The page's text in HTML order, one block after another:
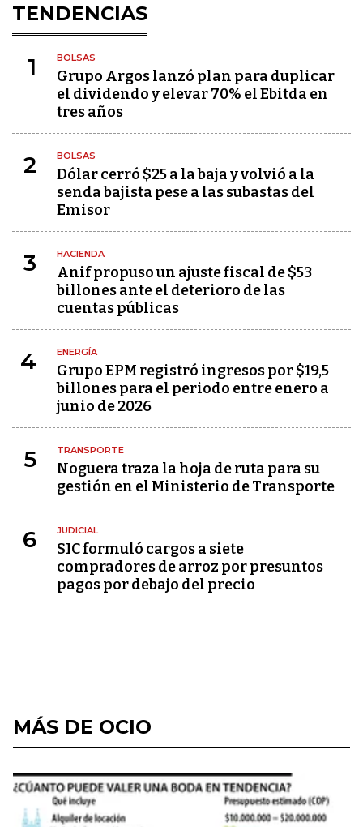
TENDENCIAS
1 BOLSAS
Grupo Argos lanzó plan para duplicar
el dividendo y elevar 70% el Ebitda en
tres años
2 BOLSAS
Dólar cerró $25 a la baja y volvió a la
senda bajista pese a las subastas del
Emisor
3 HACIENDA
Anif propuso un ajuste fiscal de $53
billones ante el deterioro de las
cuentas públicas
4 ENERGÍA
Grupo EPM registró ingresos por $19,5
billones para el periodo entre enero a
junio de 2026
5 TRANSPORTE
Noguera traza la hoja de ruta para su
gestión en el Ministerio de Transporte
6 JUDICIAL
SIC formuló cargos a siete
compradores de arroz por presuntos
pagos por debajo del precio
MÁS DE OCIO